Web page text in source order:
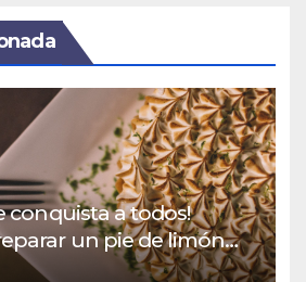
conquista a todos!
un pie de limón
y con un toque